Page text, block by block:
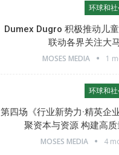
环球和
Dumex Dugro 积极推动儿
联动各界关注大
MOSES MEDIA 1
环球和
第四场《行业新势力·精英企
聚资本与资源 构建高
MOSES MEDIA 4